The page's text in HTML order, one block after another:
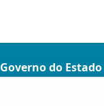
Governo do